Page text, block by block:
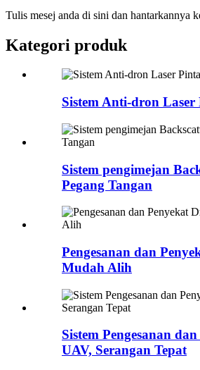
Tulis mesej anda di sini dan hantarkannya
Kategori produk
Sistem Anti-dron
Sistem pengimejan
Pegang Tangan
Pengesanan dan
Mudah Alih
Sistem Pengesanan
UAV, Serangan Tepat